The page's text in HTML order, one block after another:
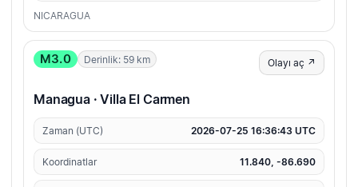
NICARAGUA
M3.0 Derinlik: 59 km Olayı aç ↗
Managua · Villa El Carmen
Zaman (UTC) 2026-07-25 16:36:43 UTC
Koordinatlar 11.840, -86.690